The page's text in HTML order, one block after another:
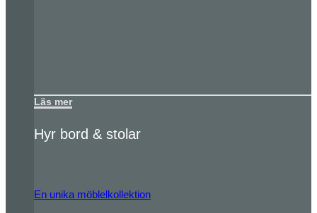
Läs mer
Hyr bord & stolar
En unika möblelkollektion